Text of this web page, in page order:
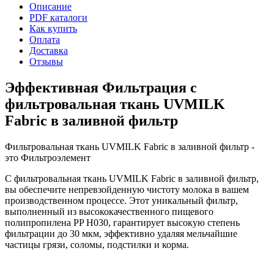
Описание
PDF каталоги
Как купить
Оплата
Доставка
Отзывы
Эффективная Фильтрация с
фильтровальная ткань UVMILK
Fabric в заливной фильтр
Фильтровальная ткань UVMILK Fabric в заливной фильтр -
это Фильтроэлемент
С фильтровальная ткань UVMILK Fabric в заливной фильтр,
вы обеспечите непревзойденную чистоту молока в вашем
производственном процессе. Этот уникальный фильтр,
выполненный из высококачественного пищевого
полипропилена PP H030, гарантирует высокую степень
фильтрации до 30 мкм, эффективно удаляя мельчайшие
частицы грязи, соломы, подстилки и корма.